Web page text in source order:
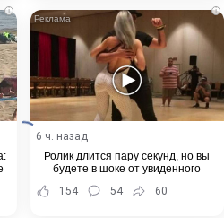
i i
6 ч. назад
Ролик длится пару секунд, но вы
будете в шоке от увиденного
154
54 60